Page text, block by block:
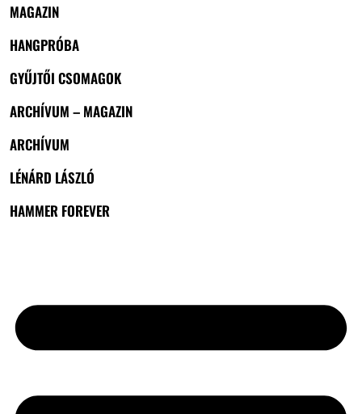
MAGAZIN
HANGPRÓBA
GYŰJTŐI CSOMAGOK
ARCHÍVUM – MAGAZIN
ARCHÍVUM
LÉNÁRD LÁSZLÓ
HAMMER FOREVER